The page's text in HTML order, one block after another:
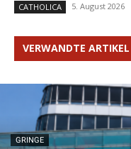
CATHOLICA 5. August 2026
VERWANDTE ARTIKEL
GRINGE